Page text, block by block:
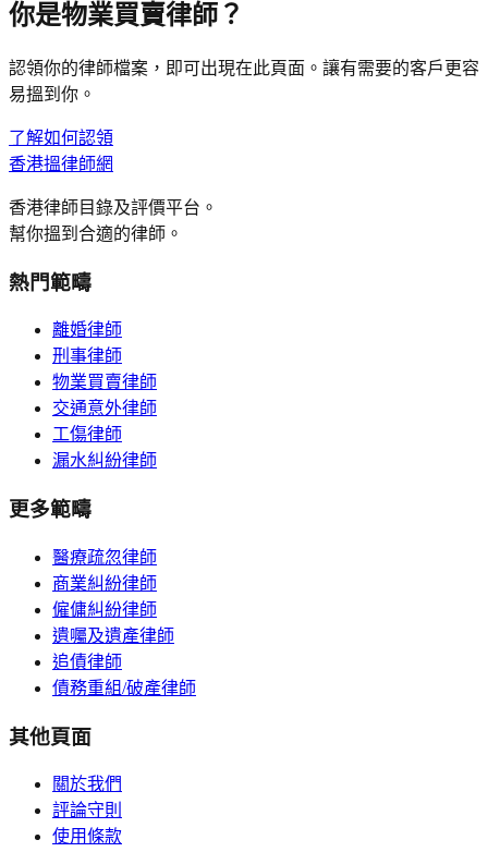
你是物業買賣律師？
認領你的律師檔案，即可出現在此頁面。讓有需要的客戶更容
易搵到你。
了解如何認領
香港搵律師網
香港律師目錄及評價平台。
幫你搵到合適的律師。
熱門範疇
離婚律師
刑事律師
物業買賣律師
交通意外律師
工傷律師
漏水糾紛律師
更多範疇
醫療疏忽律師
商業糾紛律師
僱傭糾紛律師
遺囑及遺產律師
追債律師
債務重組/破產律師
其他頁面
關於我們
評論守則
使用條款